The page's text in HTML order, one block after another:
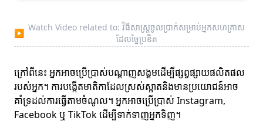
▶
Watch Video related to: វិធីសាស្ត្រចូលប្រាក់សម្រាប់អ្នកសហគ្រាស
ដែលច្នៃប្រឌិត
ក្រៅពីនេះ អ្នកអាចប្រើប្រាស់បណ្តាញសង្គមដើម្បីផ្សព្វផ្សាយផលិតផល
របស់អ្នក។ ការបង្កើតមាតិកាដែលស្រស់ស្អាតនិងមានប្រយោជន៍អាច
គាំទ្រដល់ការធ្វើតាមចំណូល។ អ្នកអាចប្រើប្រាស់ Instagram,
Facebook ឬ TikTok ដើម្បីទាក់ទាញអ្នកទិញ។